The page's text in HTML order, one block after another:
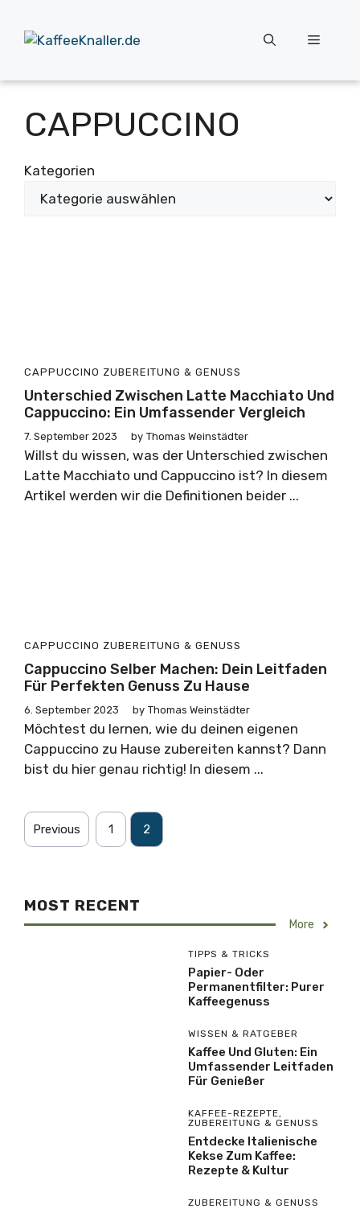
Inhalt
springen
Menü
CAPPUCCINO
Kategorien
CAPPUCCINO ZUBEREITUNG & GENUSS
Unterschied Zwischen Latte Macchiato Und
Cappuccino: Ein Umfassender Vergleich
7. September 2023 by Thomas Weinstädter
Willst du wissen, was der Unterschied zwischen
Latte Macchiato und Cappuccino ist? In diesem
Artikel werden wir die Definitionen beider ...
CAPPUCCINO ZUBEREITUNG & GENUSS
Cappuccino Selber Machen: Dein Leitfaden
Für Perfekten Genuss Zu Hause
6. September 2023 by Thomas Weinstädter
Möchtest du lernen, wie du deinen eigenen
Cappuccino zu Hause zubereiten kannst? Dann
bist du hier genau richtig! In diesem ...
Previous 1 2
MOST RECENT
More
TIPPS & TRICKS
Papier- Oder
Permanentfilter: Purer
Kaffeegenuss
WISSEN & RATGEBER
Kaffee Und Gluten: Ein
Umfassender Leitfaden
Für Genießer
KAFFEE-REZEPTE,
ZUBEREITUNG & GENUSS
Entdecke Italienische
Kekse Zum Kaffee:
Rezepte & Kultur
ZUBEREITUNG & GENUSS